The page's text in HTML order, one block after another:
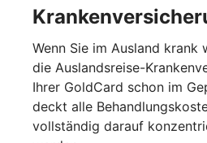
Wenn Sie im Ausland krank
die Auslandsreise-
Ihrer GoldCard schon im
deckt alle
vollständig darauf